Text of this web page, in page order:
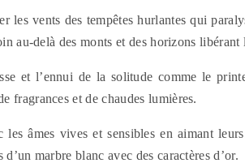
les vents des tempêtes hurlantes qui
au-delà des monts et des horizons
et l’ennui de la solitude comme le
fragrances et de chaudes lumières.
les âmes vives et sensibles en aimant
marbre blanc avec des caractères d’or.